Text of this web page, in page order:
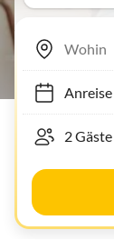
Anreise-